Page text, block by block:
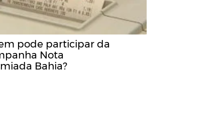
pode participar da
Nota
Bahia?